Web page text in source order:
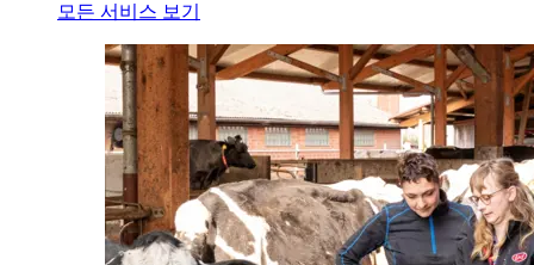
모든 서비스 보기